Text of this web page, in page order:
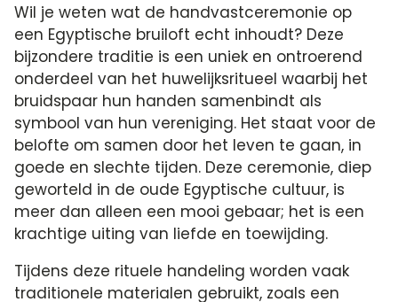
Wil je weten wat de handvastceremonie op
een Egyptische bruiloft echt inhoudt? Deze
bijzondere traditie is een uniek en ontroerend
onderdeel van het huwelijksritueel waarbij het
bruidspaar hun handen samenbindt als
symbool van hun vereniging. Het staat voor de
belofte om samen door het leven te gaan, in
goede en slechte tijden. Deze ceremonie, diep
geworteld in de oude Egyptische cultuur, is
meer dan alleen een mooi gebaar; het is een
krachtige uiting van liefde en toewijding.
Tijdens deze rituele handeling worden vaak
traditionele materialen gebruikt, zoals een